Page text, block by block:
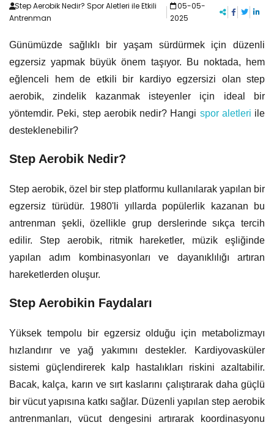
Step Aerobik Nedir? Spor Aletleri ile Etkili
Antrenman
05-05-
2025
Günümüzde sağlıklı bir yaşam sürdürmek için düzenli
egzersiz yapmak büyük önem taşıyor. Bu noktada, hem
eğlenceli hem de etkili bir kardiyo egzersizi olan step
aerobik, zindelik kazanmak isteyenler için ideal bir
yöntemdir. Peki, step aerobik nedir? Hangi spor aletleri ile
desteklenebilir?
Step Aerobik Nedir?
Step aerobik, özel bir step platformu kullanılarak yapılan bir
egzersiz türüdür. 1980'li yıllarda popülerlik kazanan bu
antrenman şekli, özellikle grup derslerinde sıkça tercih
edilir. Step aerobik, ritmik hareketler, müzik eşliğinde
yapılan adım kombinasyonları ve dayanıklılığı artıran
hareketlerden oluşur.
Step Aerobikin Faydaları
Yüksek tempolu bir egzersiz olduğu için metabolizmayı
hızlandırır ve yağ yakımını destekler. Kardiyovasküler
sistemi güçlendirerek kalp hastalıkları riskini azaltabilir.
Bacak, kalça, karın ve sırt kaslarını çalıştırarak daha güçlü
bir vücut yapısına katkı sağlar. Düzenli yapılan step aerobik
antrenmanları, vücut dengesini artırarak koordinasyonu